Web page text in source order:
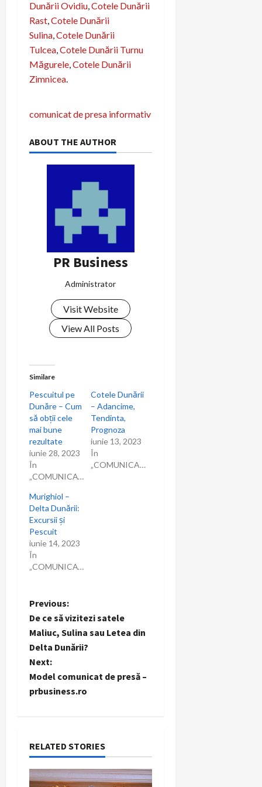
Dunării Ovidiu,Cotele Dunării
Rast,Cotele Dunării
Sulina,Cotele Dunării
Tulcea,Cotele Dunării Turnu
Măgurele,Cotele Dunării
Zimnicea.
N
a
r
t
i
c
o
l
e
comunicat de presa informativ
ABOUT THE AUTHOR
PR Business
Administrator
Visit Website
View All Posts
Similare
Pescuitul pe
Dunăre – Cum
să obții cele
mai bune
rezultate
iunie 28, 2023
În
„COMUNICAT”
Cotele Dunării
– Adancime,
Tendinta,
Prognoza
iunie 13, 2023
În
„COMUNICARE”
Murighiol –
Delta Dunării:
Excursii și
Pescuit
iunie 14, 2023
În
„COMUNICAT”
P
o
s
t
v
i
Previous:
De ce să vizitezi satele
Maliuc, Sulina sau Letea din
Delta Dunării?
Next:
Model comunicat de presă –
prbusiness.ro
RELATED STORIES